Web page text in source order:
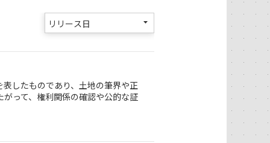
したものであり、土地の筆界や正
って、権利関係の確認や公的な証